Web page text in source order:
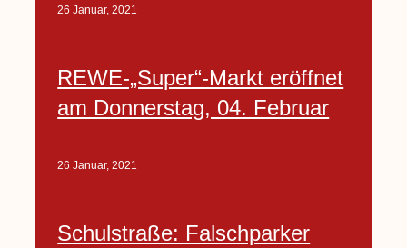
26 Januar, 2021
REWE-„Super“-Markt eröffnet
am Donnerstag, 04. Februar
26 Januar, 2021
Schulstraße: Falschparker